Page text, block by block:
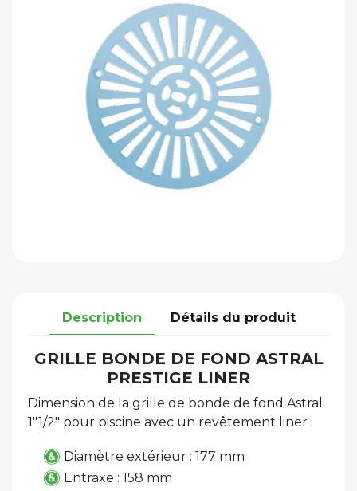
Description Détails du produit
GRILLE BONDE DE FOND ASTRAL
PRESTIGE LINER
Dimension de la grille de bonde de fond Astral
1"1/2" pour piscine avec un revêtement liner :
Diamètre extérieur : 177 mm
Entraxe : 158 mm